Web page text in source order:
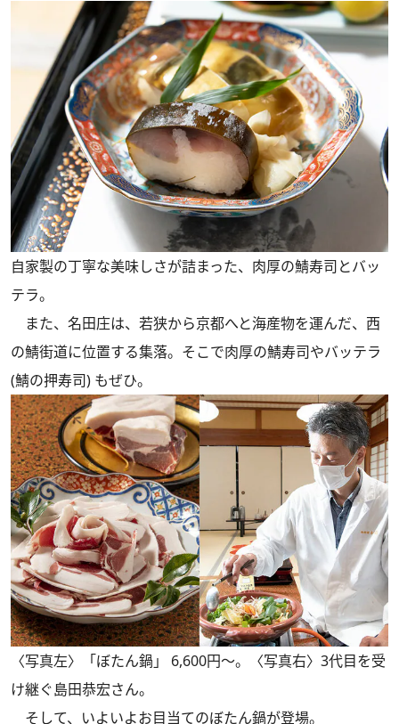
自家製の丁寧な美味しさが詰まった、肉厚の鯖寿司とバッ
テラ。
また、名田庄は、若狭から京都へと海産物を運んだ、西
の鯖街道に位置する集落。そこで肉厚の鯖寿司やバッテラ
(鯖の押寿司) もぜひ。
〈写真左〉「ぼたん鍋」 6,600円～。〈写真右〉3代目を受
け継ぐ島田恭宏さん。
そして、いよいよお目当てのぼたん鍋が登場。